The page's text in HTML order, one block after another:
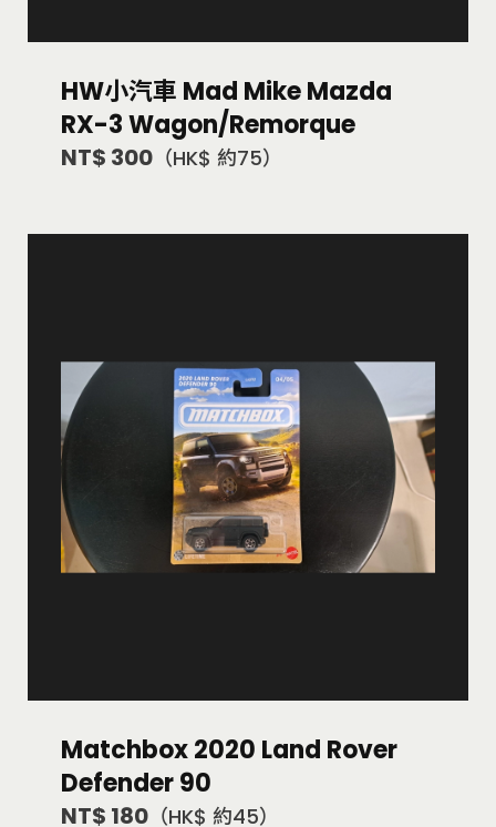
HW小汽車 Mad Mike Mazda
RX-3 Wagon/Remorque
NT$ 300 （HK$ 約75）
Matchbox 2020 Land Rover
Defender 90
NT$ 180 （HK$ 約45）